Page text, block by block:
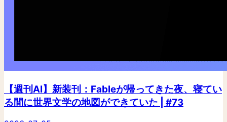
【週刊AI】新装刊：Fableが帰ってきた夜、寝てい
る間に世界文学の地図ができていた | #73